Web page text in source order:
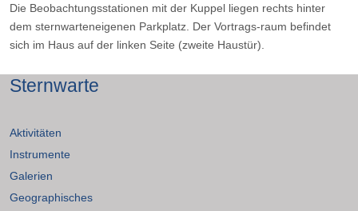
Die Beobachtungsstationen mit der Kuppel liegen rechts hinter
dem sternwarteneigenen Parkplatz. Der Vortrags-raum befindet
sich im Haus auf der linken Seite (zweite Haustür).
Sternwarte
Aktivitäten
Instrumente
Galerien
Geographisches